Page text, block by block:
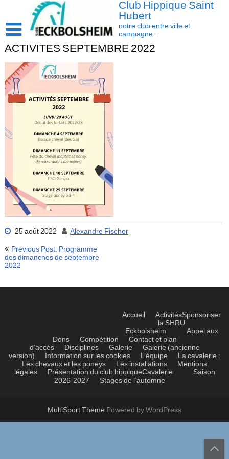
Club Hippique Saint
Hubert
notre club entre ville et
campagne...
Accueil
Saison 2026-2027
Les actus
Cavasoft client
Présentation
L’équipe
Les installations
La cavalerie : Les chevaux et les poneys
Activités
Disciplines
Compétition
Contact/accès
ACTIVITES SEPTEMBRE 2022
25 août 2022 Alexandre Fischer
Navigation
de
Previous Post: Programme
des dimanches de septembre
2022
Accueil ActivitésSponsoriser
la SHRU
Eckbolsheim
Appel aux
Dons
Compétition
Contact et plan
d’accès
Disciplines Galerie
Galerie (ancienne
version)
Information sur les cookies L’équipe
La cavalerie :
Les chevaux et les poneys
Les installations
Mentions
légales
Présentation du club hippiqueCavalerie
Saison
2026-2027
Stages de l’automne
MultiSport Theme Powered by WordPress